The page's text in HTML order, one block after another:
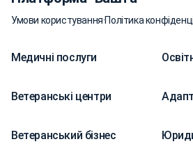
Умови користування·Політика
Медичні послуги
Ветеранські центри
Ветеранський бізнес